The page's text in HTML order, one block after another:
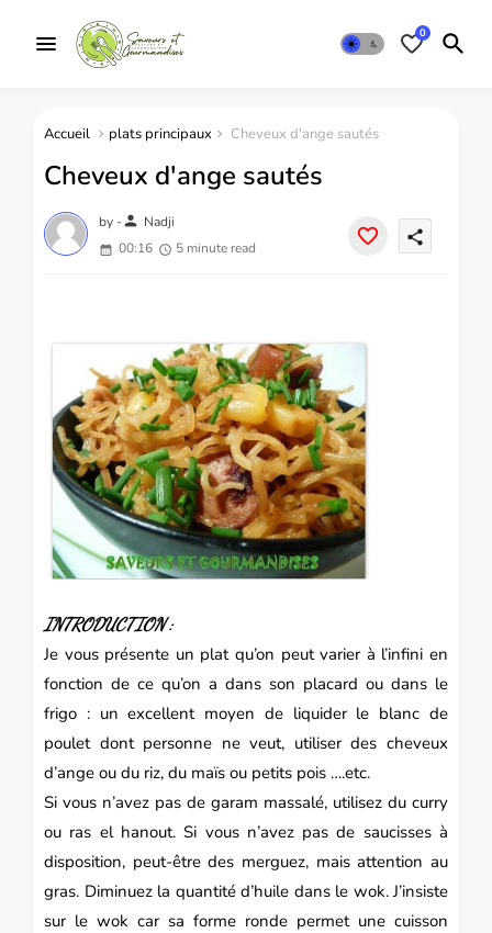
0
Accueil plats principaux Cheveux d'ange sautés
Cheveux d'ange sautés
by -person Nadji
00:16
5 minute read
share
INTRODUCTION :
Je vous présente un plat qu’on peut varier à l’infini en
fonction de ce qu’on a dans son placard ou dans le
frigo : un excellent moyen de liquider le blanc de
poulet dont personne ne veut, utiliser des cheveux
d’ange ou du riz, du maïs ou petits pois ….etc.
Si vous n’avez pas de garam massalé, utilisez du curry
ou ras el hanout. Si vous n’avez pas de saucisses à
disposition, peut-être des merguez, mais attention au
gras. Diminuez la quantité d’huile dans le wok. J’insiste
sur le wok car sa forme ronde permet une cuisson